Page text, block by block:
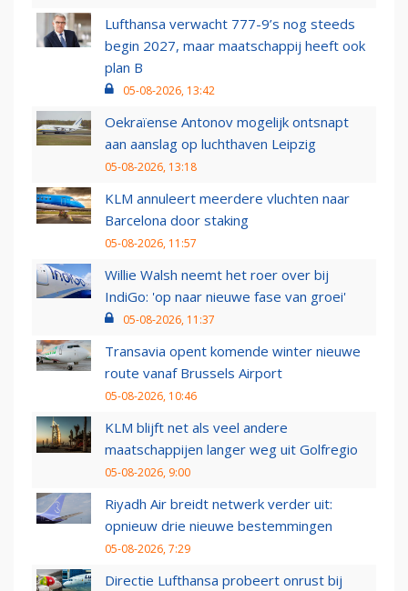
Lufthansa verwacht 777-9’s nog steeds
begin 2027, maar maatschappij heeft ook
plan B
05-08-2026, 13:42
Oekraïense Antonov mogelijk ontsnapt
aan aanslag op luchthaven Leipzig
05-08-2026, 13:18
KLM annuleert meerdere vluchten naar
Barcelona door staking
05-08-2026, 11:57
Willie Walsh neemt het roer over bij
IndiGo: 'op naar nieuwe fase van groei'
05-08-2026, 11:37
Transavia opent komende winter nieuwe
route vanaf Brussels Airport
05-08-2026, 10:46
KLM blijft net als veel andere
maatschappijen langer weg uit Golfregio
05-08-2026, 9:00
Riyadh Air breidt netwerk verder uit:
opnieuw drie nieuwe bestemmingen
05-08-2026, 7:29
Directie Lufthansa probeert onrust bij